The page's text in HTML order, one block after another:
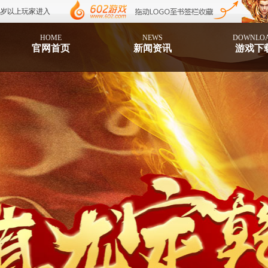
以上玩家进入
HOME
官网首页
NEWS
新闻资讯 游戏下